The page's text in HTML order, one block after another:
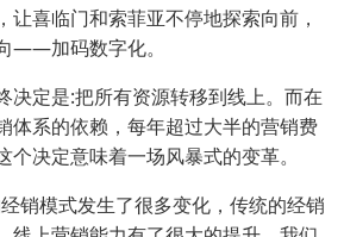
让喜临门和索菲亚不停地探索向前，
——加码数字化。
决定是:把所有资源转移到线上。而在
体系的依赖，每年超过大半的营销费
决定意味着一场风暴式的变革。
销模式发生了很多变化，传统的经销